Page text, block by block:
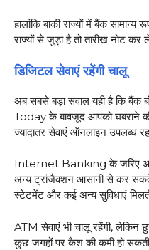
हालांकि बाकी राज्यों में बैंक
राज्यों से जुड़ा है तो तारीख नोट कर
डिजिटल सेवाएं रहेंगी चालू
अब सबसे बड़ा सवाल यही है कि
Today के बावजूद आपको घबराने
ज्यादातर सेवाएं ऑनलाइन उपलब्ध
Internet Banking के जरिए
अन्य ट्रांजैक्शन आसानी से कर
स्टेटमेंट और कई अन्य सुविधाएं
ATM सेवाएं भी चालू रहेंगी, लेकिन
कुछ जगहों पर कैश की कमी हो